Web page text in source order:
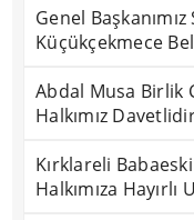
Genel
Küçükçekmece
Abdal Musa Birlik
Halkımız
Kırklareli
Halkımıza